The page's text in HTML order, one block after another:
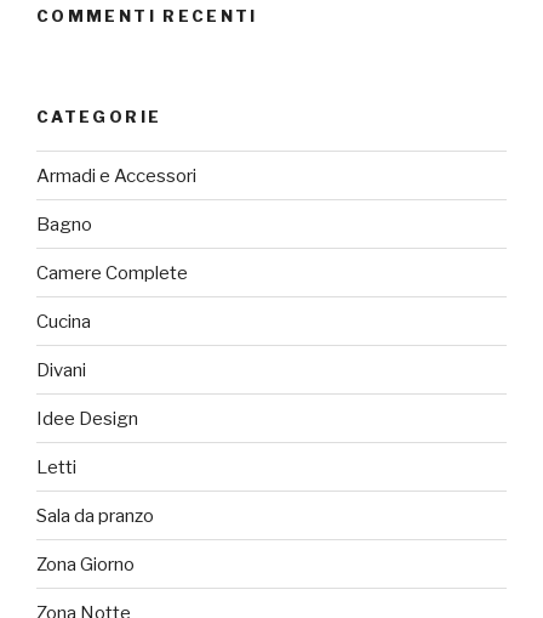
COMMENTI RECENTI
CATEGORIE
Armadi e Accessori
Bagno
Camere Complete
Cucina
Divani
Idee Design
Letti
Sala da pranzo
Zona Giorno
Zona Notte